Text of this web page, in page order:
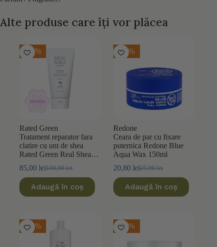
Alte produse care îți vor plăcea
-15%
Rated Green
Tratament reparator fara
clatire cu unt de shea
Rated Green Real Shea
100,00lei
Prețul
a
fost:
85,00 leiPrețul
este:
85,00 lei.
Adaugă în coș
-20%
Redone
Ceara de par cu fixare
puternica Redone Blue
Aqua Wax 150ml
25,90lei
Prețul
a
fost:
20,80 leiPrețul
este:
20,80 lei.
Adaugă în coș
-20% -10%